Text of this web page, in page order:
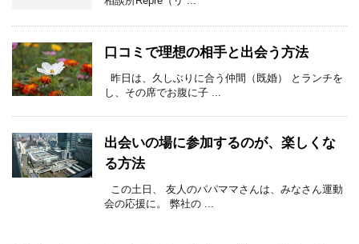
口コミで理想の相手と出会う方法
昨日は、久しぶりに合う仲間（既婚） とランチを
し、その席でお腹に子 ...
出会いの場に参加するのが、楽しくな
る方法
この土日、 友人のパパママさんは、みなさん運動
会の応援に。 弊社の ...